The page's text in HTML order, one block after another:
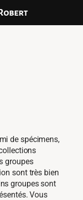
de spécimens,
groupes
sont très bien
groupes sont
Vous